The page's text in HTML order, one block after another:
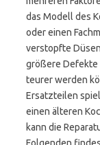
das Modell des
oder einen
verstopfte
größere Defekte
teurer werden
Ersatzteilen
einen älteren
kann die